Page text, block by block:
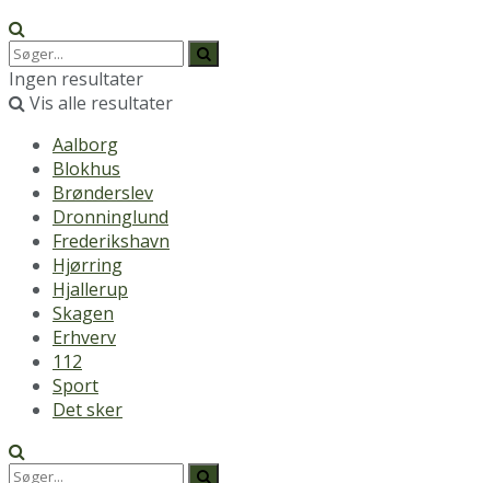
Ingen resultater
Vis alle resultater
Aalborg
Blokhus
Brønderslev
Dronninglund
Frederikshavn
Hjørring
Hjallerup
Skagen
Erhverv
112
Sport
Det sker